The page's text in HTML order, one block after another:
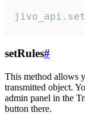
setRules#
This method allows
transmitted object.
admin panel in the
button there.